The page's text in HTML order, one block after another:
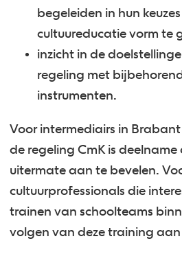
begeleiden in hun
cultuureducatie vorm te
inzicht in de
regeling met
instrumenten.
Voor intermediairs in
de regeling CmK is
uitermate aan te bevelen.
cultuurprofessionals die
trainen van schoolteams
volgen van deze training